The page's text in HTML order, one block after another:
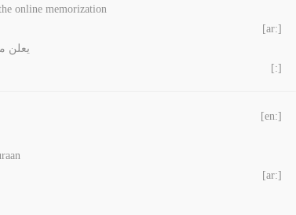
online memorization
[:ar]
يعلن
[:]
[:en]
[:ar]